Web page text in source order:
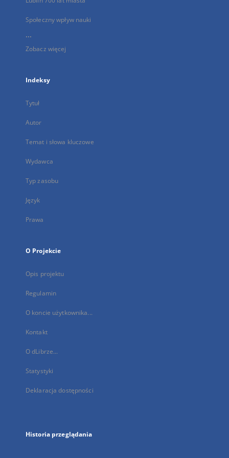
Społeczny wpływ nauki
...
Zobacz więcej
Indeksy
Tytuł
Autor
Temat i słowa kluczowe
Wydawca
Typ zasobu
Język
Prawa
O Projekcie
Opis projektu
Regulamin
O koncie użytkownika...
Kontakt
O dLibrze...
Statystyki
Deklaracja dostępności
Historia przeglądania